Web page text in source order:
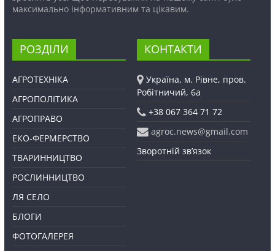
максимально інформативним та цікавим.
РОЗДІЛИ
АГРОТЕХНІКА
АГРОПОЛІТИКА
АГРОПРАВО
ЕКО-ФЕРМЕРСТВО
ТВАРИННИЦТВО
РОСЛИННИЦТВО
ЛЯ СЕЛО
БЛОГИ
ФОТОГАЛЕРЕЯ
КОНТАКТИ
Україна, м. Рівне, пров.
Робітничий, 6а
+38 067 364 71 72
agroc.news@gmail.com
Зворотній зв’язок